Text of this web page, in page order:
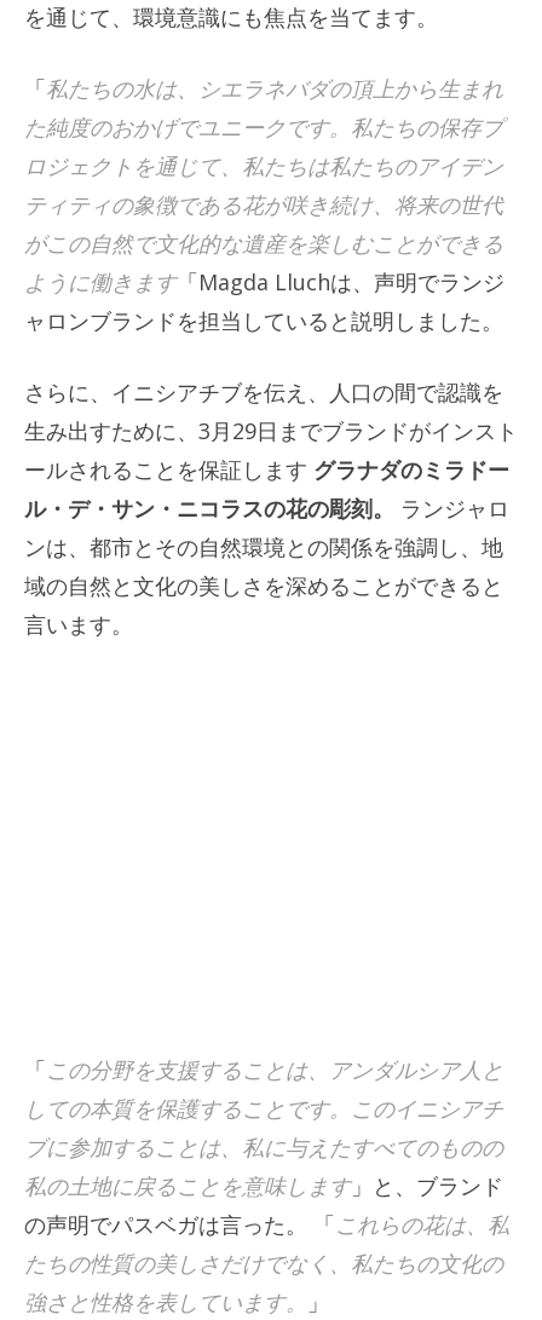
を通じて、環境意識にも焦点を当てます。
「私たちの水は、シエラネバダの頂上から生まれ
た純度のおかげでユニークです。私たちの保存プ
ロジェクトを通じて、私たちは私たちのアイデン
ティティの象徴である花が咲き続け、将来の世代
がこの自然で文化的な遺産を楽しむことができる
ように働きます「Magda Lluchは、声明でランジ
ャロンブランドを担当していると説明しました。
さらに、イニシアチブを伝え、人口の間で認識を
生み出すために、3月29日までブランドがインスト
ールされることを保証します グラナダのミラドー
ル・デ・サン・ニコラスの花の彫刻。
ランジャロ
ンは、都市とその自然環境との関係を強調し、地
域の自然と文化の美しさを深めることができると
言います。
「この分野を支援することは、アンダルシア人と
しての本質を保護することです。このイニシアチ
ブに参加することは、私に与えたすべてのものの
私の土地に戻ることを意味します」と、ブランド
の声明でパスベガは言った。 「これらの花は、私
たちの性質の美しさだけでなく、私たちの文化の
強さと性格を表しています。
」